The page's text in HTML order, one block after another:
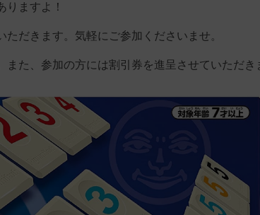
ますよ！
だきます。気軽にご参加くださいませ。
た、参加の方には割引券を進呈させていただき